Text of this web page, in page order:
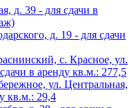
д. 39 - для сдачи в
д. 19 - для сдачи
с. Красное, ул.
в аренду кв.м.: 277,5
ул. Центральная,
кв.м.: 29,4